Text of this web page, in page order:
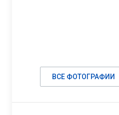
ВСЕ ФОТОГРАФИИ